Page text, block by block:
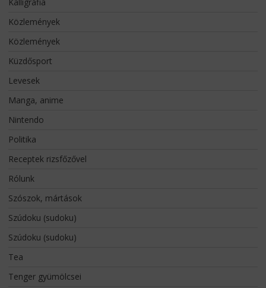
Közlemények
Közlemények
Küzdősport
Levesek
Manga, anime
Nintendo
Politika
Receptek rizsfőzővel
Rólunk
Szószok, mártások
Szúdoku (sudoku)
Szúdoku (sudoku)
Tea
Tenger gyümölcsei